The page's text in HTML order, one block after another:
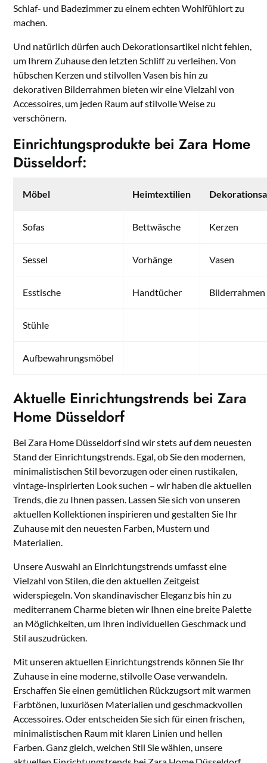
Schlaf- und Badezimmer zu einem echten Wohlfühlort zu
machen.
Und natürlich dürfen auch Dekorationsartikel nicht fehlen,
um Ihrem Zuhause den letzten Schliff zu verleihen. Von
hübschen Kerzen und stilvollen Vasen bis hin zu
dekorativen Bilderrahmen bieten wir eine Vielzahl von
Accessoires, um jeden Raum auf stilvolle Weise zu
verschönern.
Einrichtungsprodukte bei Zara Home
Düsseldorf:
Möbel Heimtextilien
Sofas Bettwäsche Kerzen
Sessel Vorhänge Vasen
Esstische Handtücher Bilderrahmen
Stühle
Aufbewahrungsmöbel
Aktuelle Einrichtungstrends bei Zara
Home Düsseldorf
Bei Zara Home Düsseldorf sind wir stets auf dem neuesten
Stand der Einrichtungstrends. Egal, ob Sie den modernen,
minimalistischen Stil bevorzugen oder einen rustikalen,
vintage-inspirierten Look suchen – wir haben die aktuellen
Trends, die zu Ihnen passen. Lassen Sie sich von unseren
aktuellen Kollektionen inspirieren und gestalten Sie Ihr
Zuhause mit den neuesten Farben, Mustern und
Materialien.
Unsere Auswahl an Einrichtungstrends umfasst eine
Vielzahl von Stilen, die den aktuellen Zeitgeist
widerspiegeln. Von skandinavischer Eleganz bis hin zu
mediterranem Charme bieten wir Ihnen eine breite Palette
an Möglichkeiten, um Ihren individuellen Geschmack und
Stil auszudrücken.
Mit unseren aktuellen Einrichtungstrends können Sie Ihr
Zuhause in eine moderne, stilvolle Oase verwandeln.
Erschaffen Sie einen gemütlichen Rückzugsort mit warmen
Farbtönen, luxuriösen Materialien und geschmackvollen
Accessoires. Oder entscheiden Sie sich für einen frischen,
minimalistischen Raum mit klaren Linien und hellen
Farben. Ganz gleich, welchen Stil Sie wählen, unsere